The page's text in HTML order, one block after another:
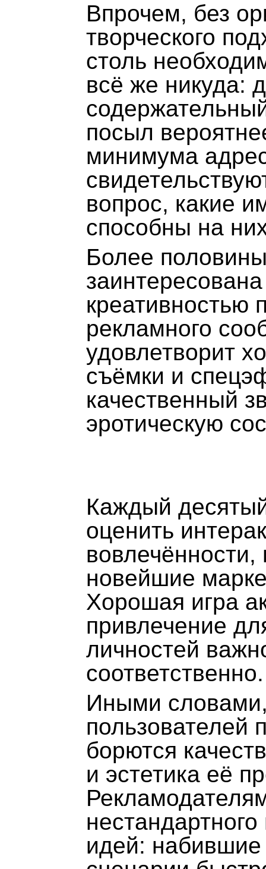
Впрочем, без
творческого
столь
всё же никуда:
посыл
минимума
вопрос, какие
способны на
Более
креативностью
рекламного
удовлетворит
съёмки и
качественный
эротическую
Каждый
оценить
вовлечённости,
новейшие
Хорошая игра
привлечение
личностей
соответственно.
Иными
пользователей
борются
и эстетика её
идей: